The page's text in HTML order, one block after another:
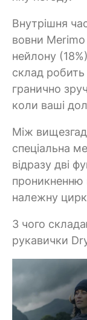
Внутрішня
вовни
нейлону
склад
гранично
коли ваші
Між
спеціальна
відразу дві
проникненню
належну
З чого
рукавички